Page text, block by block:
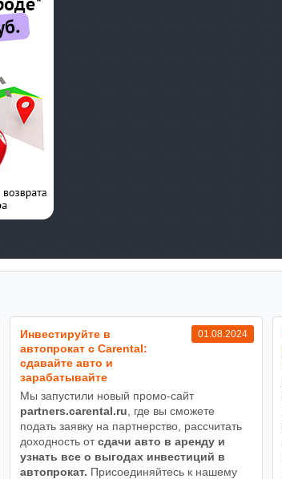
01.08.2024
Инвестируйте в
автопрокат с Carental:
сдавайте авто и
зарабатывайте
Мы запустили новый промо-сайт
partners.carental.ru , где вы сможете
подать заявку на партнерство, рассчитать
доходность отсдачи авто в аренду и
узнать все о выгодах инвестиций в
автопрокат. Присоединяйтесь к нашему